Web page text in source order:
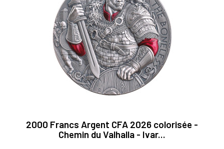
2000 Francs Argent CFA 2026 colorisée -
Chemin du Valhalla - Ivar...